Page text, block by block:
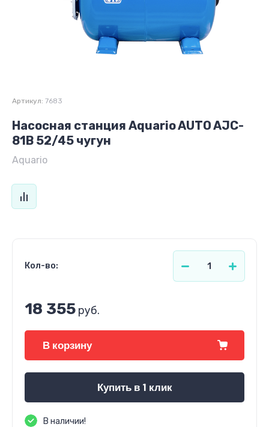
Артикул: 7683
Насосная станция Aquario AUTO AJC-
81B 52/45 чугун
Aquario
Кол-во:
18 355 руб.
В корзину
Купить в 1 клик
В наличии!